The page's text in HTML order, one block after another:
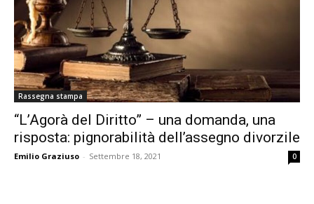
Rassegna stampa
“L’Agorà del Diritto” – una domanda, una
risposta: pignorabilità dell’assegno divorzile
Emilio Graziuso - Settembre 18, 2021 0